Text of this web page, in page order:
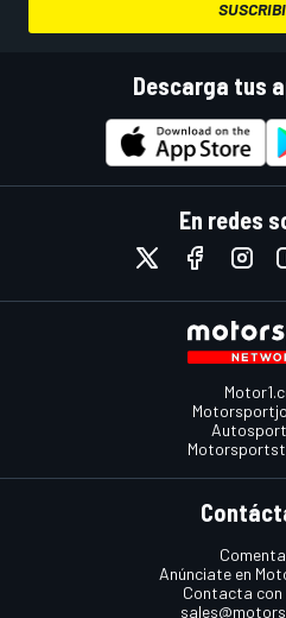
Descarga tus
En redes
Anúnciate en
Contacta con